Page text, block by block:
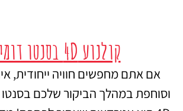
קולנוע 4D בסנטו דומינגו
אם אתם מחפשים חוויה ייחודית,
וסוחפת במהלך הביקור שלכם בסנטו